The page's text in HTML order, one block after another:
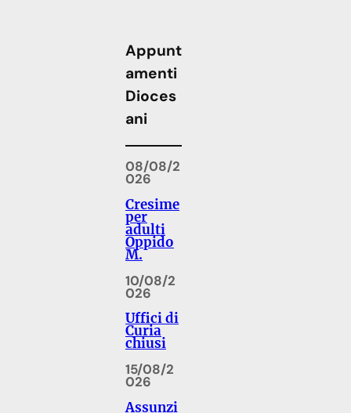
Appunt
amenti
Dioces
ani
08/08/2
026
Cresime
per
adulti
Oppido
M.
10/08/2
026
Uffici di
Curia
chiusi
15/08/2
026
Assunzi